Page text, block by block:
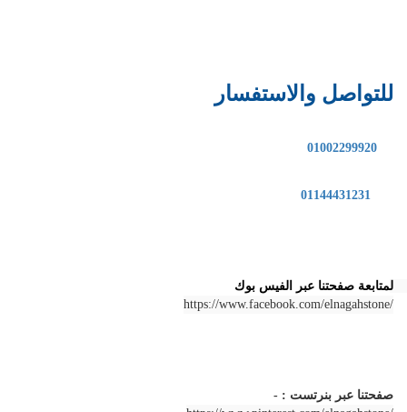
للتواصل والاستفسار
01002299920
01144431231
لمتابعة صفحتنا عبر الفيس بوك
https://www.facebook.com/elnagahstone/
صفحتنا عبر بنرتست : -